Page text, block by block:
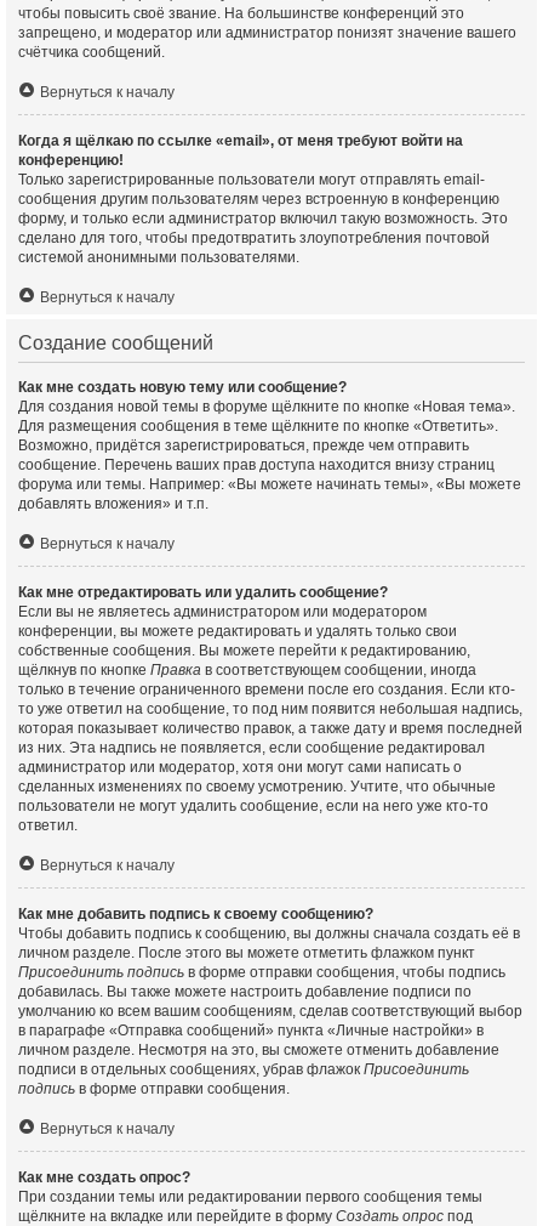
чтобы повысить своё звание. На большинстве конференций это
запрещено, и модератор или администратор понизят значение вашего
счётчика сообщений.
Вернуться к началу
Когда я щёлкаю по ссылке «email», от меня требуют войти на
конференцию!
Только зарегистрированные пользователи могут отправлять email-
сообщения другим пользователям через встроенную в конференцию
форму, и только если администратор включил такую возможность. Это
сделано для того, чтобы предотвратить злоупотребления почтовой
системой анонимными пользователями.
Вернуться к началу
Создание сообщений
Как мне создать новую тему или сообщение?
Для создания новой темы в форуме щёлкните по кнопке «Новая тема».
Для размещения сообщения в теме щёлкните по кнопке «Ответить».
Возможно, придётся зарегистрироваться, прежде чем отправить
сообщение. Перечень ваших прав доступа находится внизу страниц
форума или темы. Например: «Вы можете начинать темы», «Вы можете
добавлять вложения» и т.п.
Вернуться к началу
Как мне отредактировать или удалить сообщение?
Если вы не являетесь администратором или модератором
конференции, вы можете редактировать и удалять только свои
собственные сообщения. Вы можете перейти к редактированию,
щёлкнув по кнопке Правка в соответствующем сообщении, иногда
только в течение ограниченного времени после его создания. Если кто-
то уже ответил на сообщение, то под ним появится небольшая надпись,
которая показывает количество правок, а также дату и время последней
из них. Эта надпись не появляется, если сообщение редактировал
администратор или модератор, хотя они могут сами написать о
сделанных изменениях по своему усмотрению. Учтите, что обычные
пользователи не могут удалить сообщение, если на него уже кто-то
ответил.
Вернуться к началу
Как мне добавить подпись к своему сообщению?
Чтобы добавить подпись к сообщению, вы должны сначала создать её в
личном разделе. После этого вы можете отметить флажком пункт
Присоединить подпись в форме отправки сообщения, чтобы подпись
добавилась. Вы также можете настроить добавление подписи по
умолчанию ко всем вашим сообщениям, сделав соответствующий выбор
в параграфе «Отправка сообщений» пункта «Личные настройки» в
личном разделе. Несмотря на это, вы сможете отменить добавление
подписи в отдельных сообщениях, убрав флажок Присоединить
подпись в форме отправки сообщения.
Вернуться к началу
Как мне создать опрос?
При создании темы или редактировании первого сообщения темы
щёлкните на вкладке или перейдите в форму Создать опрос под